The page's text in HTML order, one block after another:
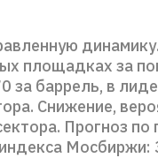
площадках за
за баррель, в
Снижение,
Прогноз
Мосбиржи: